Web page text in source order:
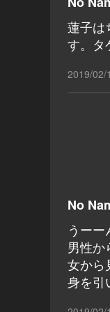
蓮子は
す。タ
2019/02/
No
うーー
男性か
女から
身を引